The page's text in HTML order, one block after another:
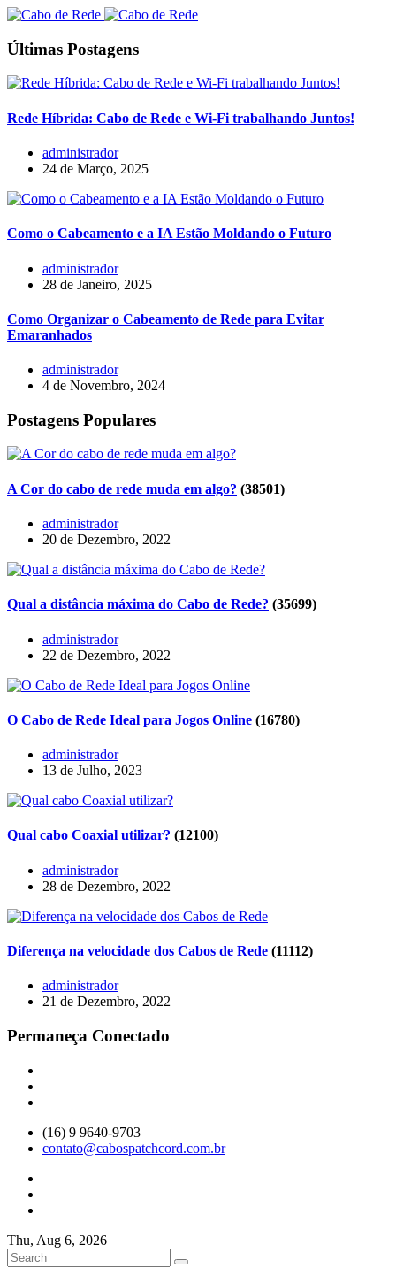
Últimas Postagens
Rede Híbrida: Cabo de Rede e Wi-Fi trabalhando Juntos!
administrador
24 de Março, 2025
Como o Cabeamento e a IA Estão Moldando o Futuro
administrador
28 de Janeiro, 2025
Como Organizar o Cabeamento de Rede para Evitar
Emaranhados
administrador
4 de Novembro, 2024
Postagens Populares
A Cor do cabo de rede muda em algo? (38501)
administrador
20 de Dezembro, 2022
Qual a distância máxima do Cabo de Rede? (35699)
administrador
22 de Dezembro, 2022
O Cabo de Rede Ideal para Jogos Online (16780)
administrador
13 de Julho, 2023
Qual cabo Coaxial utilizar? (12100)
administrador
28 de Dezembro, 2022
Diferença na velocidade dos Cabos de Rede (11112)
administrador
21 de Dezembro, 2022
Permaneça Conectado
(16) 9 9640-9703
contato@cabospatchcord.com.br
Thu, Aug 6, 2026